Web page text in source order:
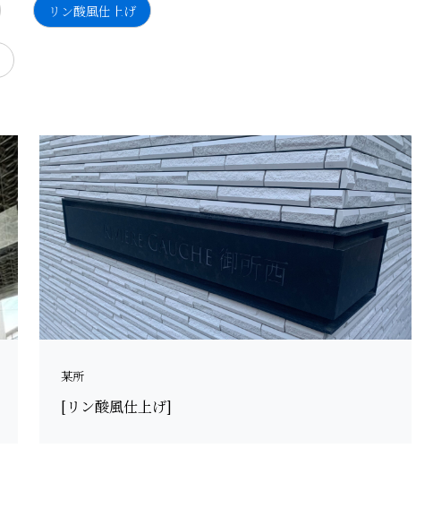
リン酸風仕上げ
某所
[リン酸風仕上げ]